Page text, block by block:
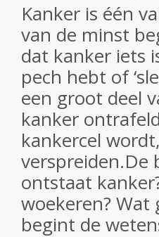
Kanker is één
van de minst
dat kanker iets
pech hebt of
een groot deel
kanker
kankercel
verspreiden.De
ontstaat
woekeren?
begint de